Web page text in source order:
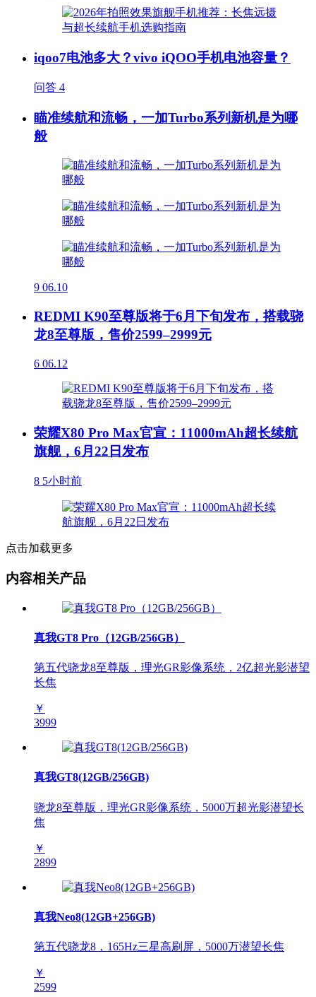
iqoo7电池多大？vivo iQOO手机电池容量？
问答 4
瞄准续航和流畅，一加Turbo系列新机是为哪
般
9 06.10
REDMI K90至尊版将于6月下旬发布，搭载骁
龙8至尊版，售价2599–2999元
6 06.12
荣耀X80 Pro Max官宣：11000mAh超长续航
旗舰，6月22日发布
8 5小时前
点击加载更多
内容相关产品
真我GT8 Pro（12GB/256GB）
第五代骁龙8至尊版，理光GR影像系统，2亿超光影潜望
长焦
￥
3999
真我GT8(12GB/256GB)
骁龙8至尊版，理光GR影像系统，5000万超光影潜望长
焦
￥
2899
真我Neo8(12GB+256GB)
第五代骁龙8，165Hz三星高刷屏，5000万潜望长焦
￥
2599